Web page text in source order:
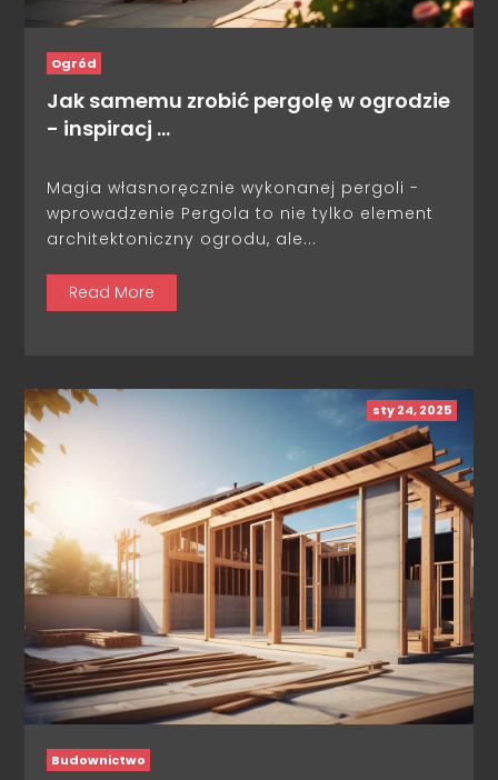
Ogród
Jak samemu zrobić pergolę w ogrodzie
- inspiracj …
Magia własnoręcznie wykonanej pergoli -
wprowadzenie Pergola to nie tylko element
architektoniczny ogrodu, ale...
Read More
sty 24, 2025
Budownictwo